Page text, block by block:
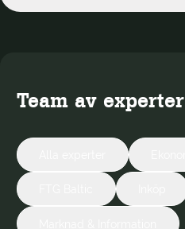
Team av experter